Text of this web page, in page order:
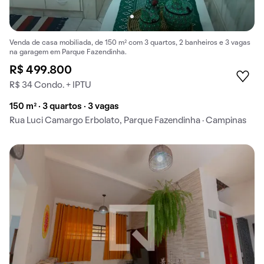
Venda de casa mobiliada, de 150 m² com 3 quartos, 2 banheiros e 3 vagas
na garagem em Parque Fazendinha.
R$ 499.800
R$ 34 Condo. + IPTU
150 m² · 3 quartos · 3 vagas
Rua Luci Camargo Erbolato, Parque Fazendinha · Campinas